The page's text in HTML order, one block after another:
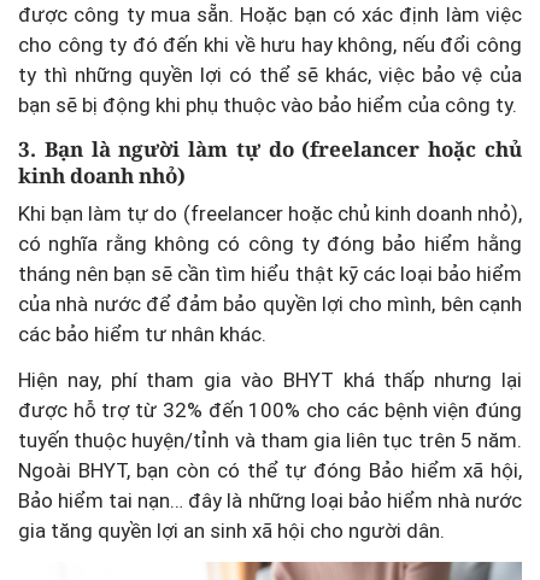
được công ty mua sẵn. Hoặc bạn có xác định làm việc
cho công ty đó đến khi về hưu hay không, nếu đổi công
ty thì những quyền lợi có thể sẽ khác, việc bảo vệ của
bạn sẽ bị động khi phụ thuộc vào bảo hiểm của công ty.
3. Bạn là người làm tự do (freelancer hoặc chủ
kinh doanh nhỏ)
Khi bạn làm tự do (freelancer hoặc chủ kinh doanh nhỏ),
có nghĩa rằng không có công ty đóng bảo hiểm hằng
tháng nên bạn sẽ cần tìm hiểu thật kỹ các loại bảo hiểm
của nhà nước để đảm bảo quyền lợi cho mình, bên cạnh
các bảo hiểm tư nhân khác.
Hiện nay, phí tham gia vào BHYT khá thấp nhưng lại
được hỗ trợ từ 32% đến 100% cho các bệnh viện đúng
tuyến thuộc huyện/tỉnh và tham gia liên tục trên 5 năm.
Ngoài BHYT, bạn còn có thể tự đóng Bảo hiểm xã hội,
Bảo hiểm tai nạn… đây là những loại bảo hiểm nhà nước
gia tăng quyền lợi an sinh xã hội cho người dân.